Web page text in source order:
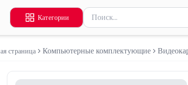
Категории
Поиск товаров
Введите минимум 2 символа
страница Компьютерные комплектующие